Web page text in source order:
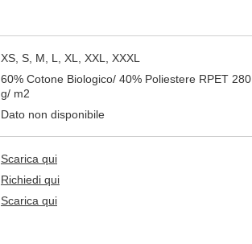
XS, S, M, L, XL, XXL, XXXL
60% Cotone Biologico/ 40% Poliestere RPET 280
g/ m2
Dato non disponibile
Scarica qui
Richiedi qui
Scarica qui